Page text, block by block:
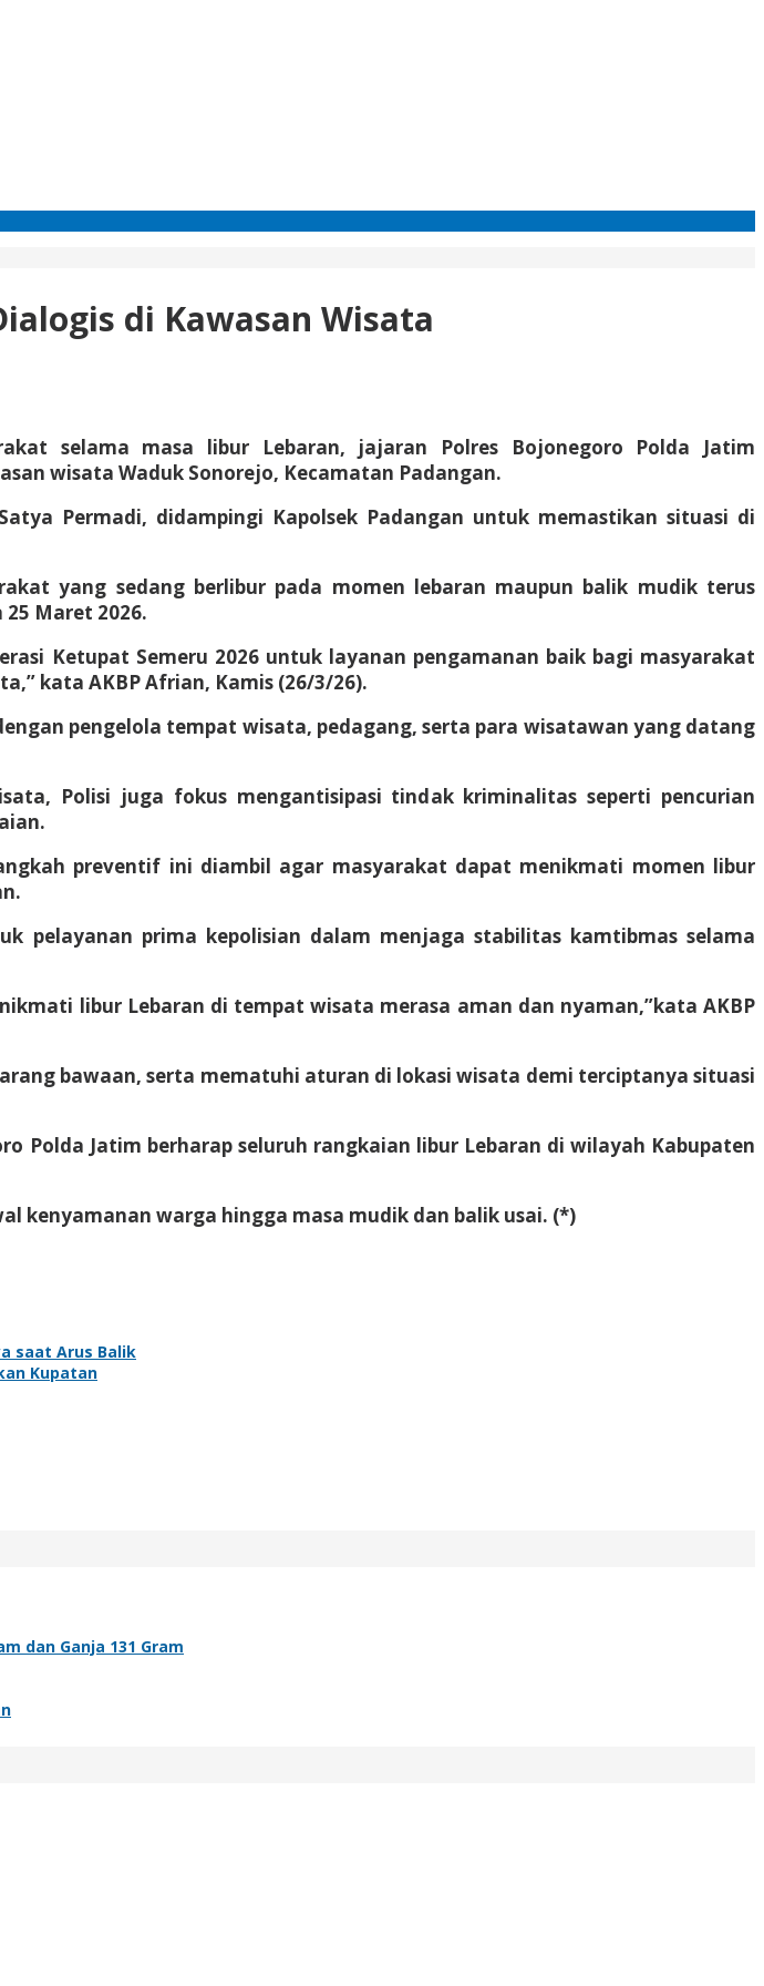
di Kawasan Wisata
selama masa libur Lebaran, jajaran Polres Bojonegoro Polda Jatim
wisata Waduk Sonorejo, Kecamatan Padangan.
Permadi, didampingi Kapolsek Padangan untuk memastikan situasi di
yang sedang berlibur pada momen lebaran maupun balik mudik terus
Maret 2026.
Ketupat Semeru 2026 untuk layanan pengamanan baik bagi masyarakat
kata AKBP Afrian, Kamis (26/3/26).
pengelola tempat wisata, pedagang, serta para wisatawan yang datang
Polisi juga fokus mengantisipasi tindak kriminalitas seperti pencurian
preventif ini diambil agar masyarakat dapat menikmati momen libur
pelayanan prima kepolisian dalam menjaga stabilitas kamtibmas selama
libur Lebaran di tempat wisata merasa aman dan nyaman,”kata AKBP
bawaan, serta mematuhi aturan di lokasi wisata demi terciptanya situasi
Polda Jatim berharap seluruh rangkaian libur Lebaran di wilayah Kabupaten
kenyamanan warga hingga masa mudik dan balik usai. (*)
saat Arus Balik
Kupatan
dan Ganja 131 Gram